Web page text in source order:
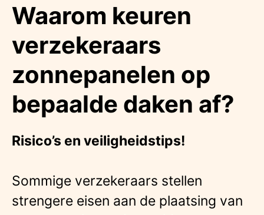
Waarom keuren
verzekeraars
zonnepanelen op
bepaalde daken af?
Risico’s en veiligheidstips!
Sommige verzekeraars stellen
strengere eisen aan de plaatsing van